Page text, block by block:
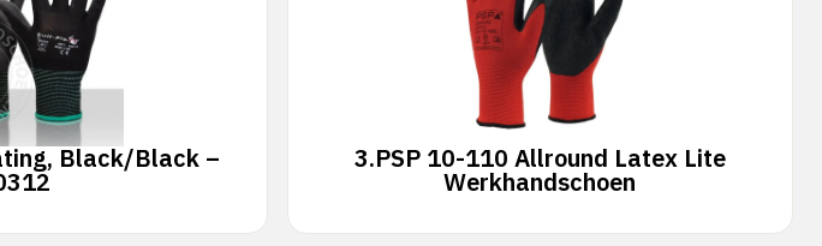
Black/Black – 3.PSP 10-110 Allround Latex Lite
Werkhandschoen